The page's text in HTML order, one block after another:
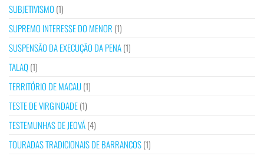
SUBJETIVISMO (1)
SUPREMO INTERESSE DO MENOR (1)
SUSPENSÃO DA EXECUÇÃO DA PENA(1)
TALAQ(1)
TERRITÓRIO DE MACAU(1)
TESTE DE VIRGINDADE(1)
TESTEMUNHAS DE JEOVÁ(4)
TOURADAS TRADICIONAIS DE BARRANCOS(1)